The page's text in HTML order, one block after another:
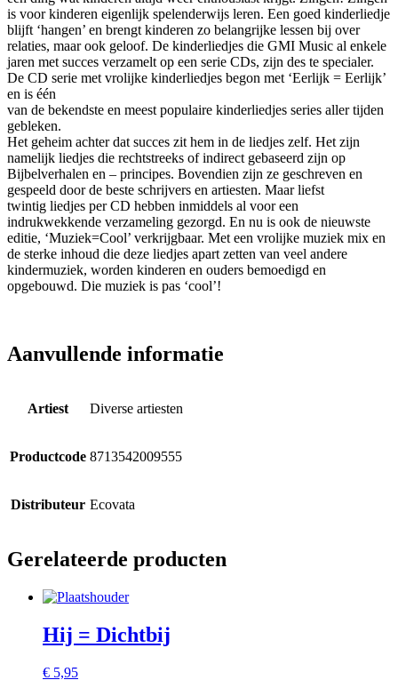
is voor kinderen eigenlijk spelenderwijs leren. Een goed kinderliedje
blijft ‘hangen’ en brengt kinderen zo belangrijke lessen bij over
relaties, maar ook geloof. De kinderliedjes die GMI Music al enkele
jaren met succes verzamelt op een serie CDs, zijn des te specialer.
De CD serie met vrolijke kinderliedjes begon met ‘Eerlijk = Eerlijk’
en is één
van de bekendste en meest populaire kinderliedjes series aller tijden
gebleken.
Het geheim achter dat succes zit hem in de liedjes zelf. Het zijn
namelijk liedjes die rechtstreeks of indirect gebaseerd zijn op
Bijbelverhalen en – principes. Bovendien zijn ze geschreven en
gespeeld door de beste schrijvers en artiesten. Maar liefst
twintig liedjes per CD hebben inmiddels al voor een
indrukwekkende verzameling gezorgd. En nu is ook de nieuwste
editie, ‘Muziek=Cool’ verkrijgbaar. Met een vrolijke muziek mix en
de sterke inhoud die deze liedjes apart zetten van veel andere
kindermuziek, worden kinderen en ouders bemoedigd en
opgebouwd. Die muziek is pas ‘cool’!
Aanvullende informatie
Artiest Diverse artiesten
Productcode 8713542009555
Distributeur Ecovata
Gerelateerde producten
Hij = Dichtbij
€ 5,95